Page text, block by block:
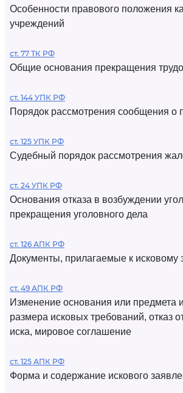
Особенности правового положения
учреждений
ст. 77 ТК РФ
Общие основания прекращения
ст. 144 УПК РФ
Порядок рассмотрения сообщения о
ст. 125 УПК РФ
Судебный порядок рассмотрения
ст. 24 УПК РФ
Основания отказа в возбуждении
прекращения уголовного дела
ст. 126 АПК РФ
Документы, прилагаемые к исковому
ст. 49 АПК РФ
Изменение основания или предмета
размера исковых требований, отказ
иска, мировое соглашение
ст. 125 АПК РФ
Форма и содержание искового